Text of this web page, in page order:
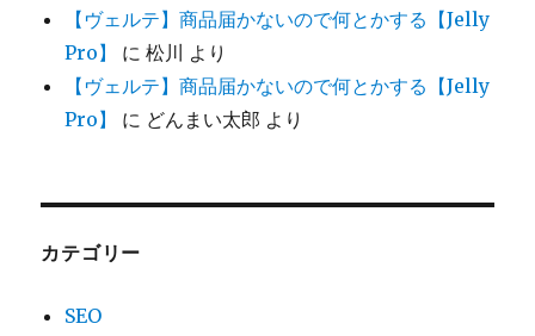
【ヴェルテ】商品届かないので何とかする【Jelly
Pro】
に松川 より
【ヴェルテ】商品届かないので何とかする【Jelly
Pro】
に どんまい太郎 より
カテゴリー
SEO